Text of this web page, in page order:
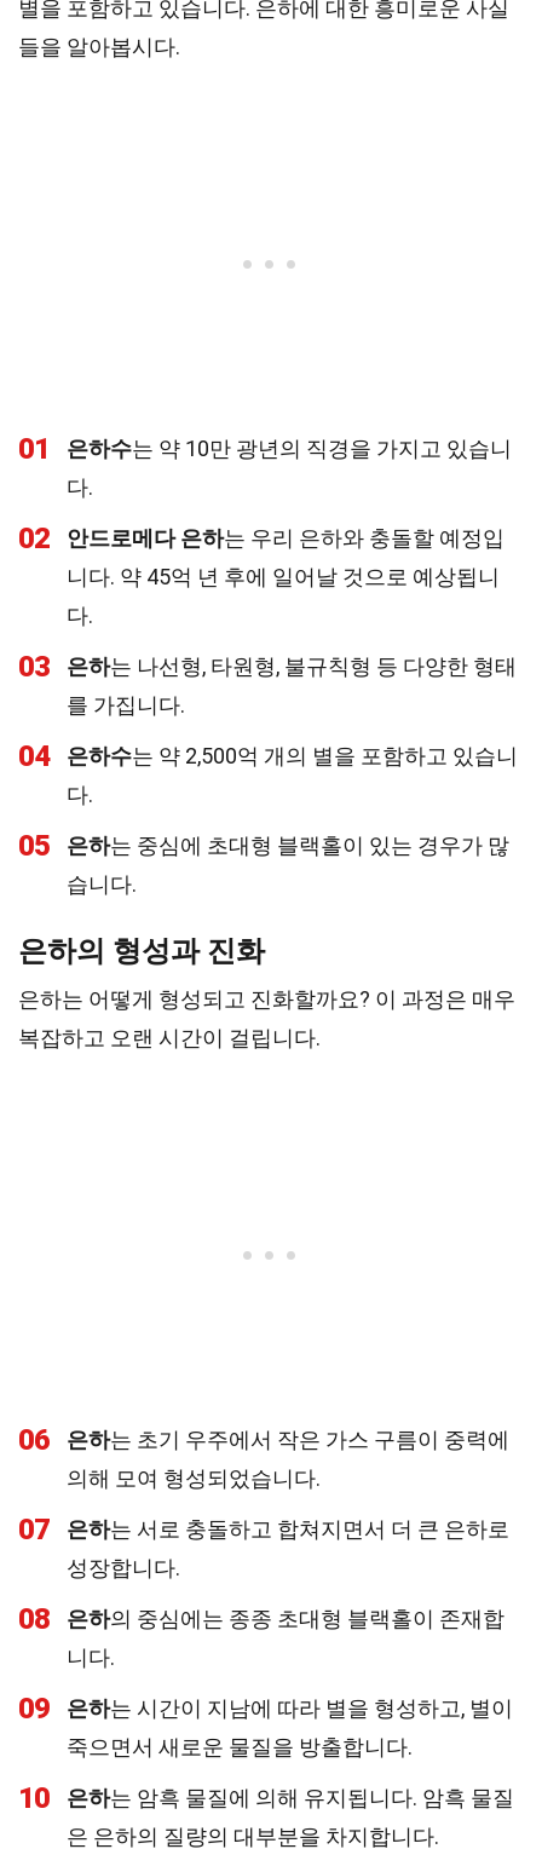
별을 포함하고 있습니다. 은하에 대한 흥미로운 사실
들을 알아봅시다.
01 은하수는 약 10만 광년의 직경을 가지고 있습니
다.
02 안드로메다 은하는 우리 은하와 충돌할 예정입
니다. 약 45억 년 후에 일어날 것으로 예상됩니
다.
03 은하는 나선형, 타원형, 불규칙형 등 다양한 형태
를 가집니다.
04 은하수는 약 2,500억 개의 별을 포함하고 있습니
다.
05 은하는 중심에 초대형 블랙홀이 있는 경우가 많
습니다.
은하의 형성과 진화
은하는 어떻게 형성되고 진화할까요? 이 과정은 매우
복잡하고 오랜 시간이 걸립니다.
06 은하는 초기 우주에서 작은 가스 구름이 중력에
의해 모여 형성되었습니다.
07 은하는 서로 충돌하고 합쳐지면서 더 큰 은하로
성장합니다.
08 은하의 중심에는 종종 초대형 블랙홀이 존재합
니다.
09 은하는 시간이 지남에 따라 별을 형성하고, 별이
죽으면서 새로운 물질을 방출합니다.
10 은하는 암흑 물질에 의해 유지됩니다. 암흑 물질
은 은하의 질량의 대부분을 차지합니다.